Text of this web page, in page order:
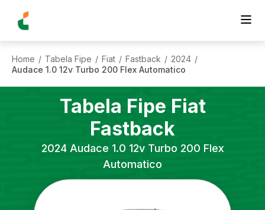
Home / Tabela Fipe / Fiat / Fastback / 2024 /
Audace 1.0 12v Turbo 200 Flex Automatico
Tabela Fipe Fiat
Fastback
2024 Audace 1.0 12v Turbo 200 Flex
Automatico